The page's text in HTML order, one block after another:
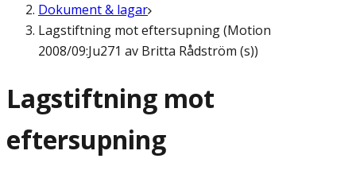
Dokument & lagar
Lagstiftning mot eftersupning (Motion
2008/09:Ju271 av Britta Rådström (s))
Lagstiftning mot
eftersupning